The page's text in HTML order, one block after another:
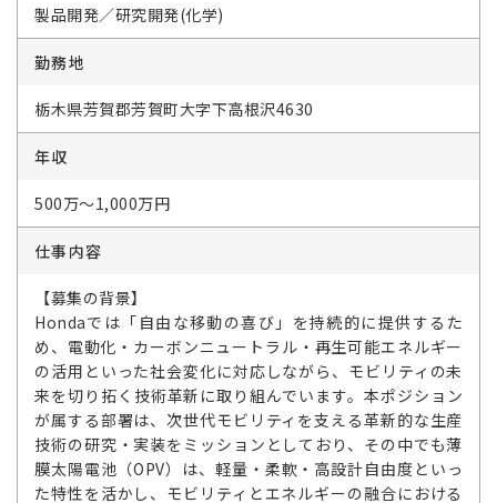
製品開発／研究開発(化学)
勤務地
栃木県芳賀郡芳賀町大字下高根沢4630
年収
500万～1,000万円
仕事内容
【募集の背景】
Hondaでは「自由な移動の喜び」を持続的に提供するた
め、電動化・カーボンニュートラル・再生可能エネルギー
の活用といった社会変化に対応しながら、モビリティの未
来を切り拓く技術革新に取り組んでいます。本ポジション
が属する部署は、次世代モビリティを支える革新的な生産
技術の研究・実装をミッションとしており、その中でも薄
膜太陽電池（OPV）は、軽量・柔軟・高設計自由度といっ
た特性を活かし、モビリティとエネルギーの融合における